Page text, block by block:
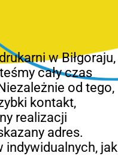
w Biłgoraju,
cały czas
od tego,
kontakt,
realizacji
adres.
indywidualnych, jak